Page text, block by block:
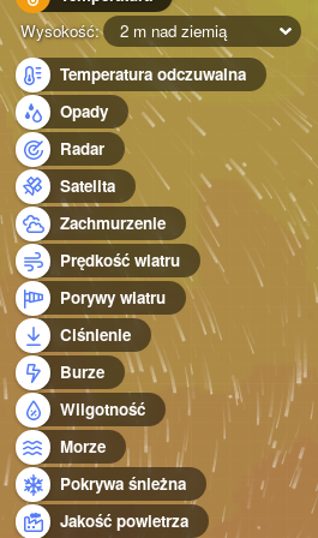
Wysokość:
2 m nad ziemią
Temperatura odczuwalna
Opady
Radar
Satelita
Zachmurzenie
Prędkość wiatru
Porywy wiatru
Ciśnienie
Burze
Wilgotność
Morze
Pokrywa śnieżna
Jakość powietrza